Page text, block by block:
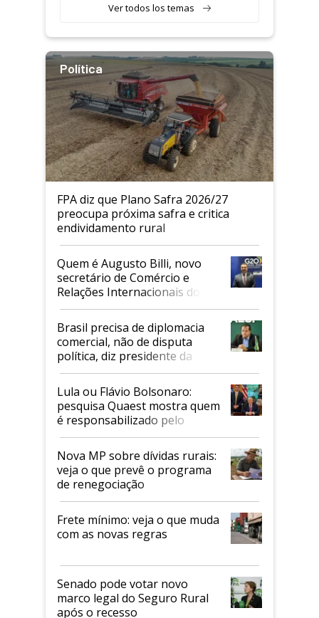
Ver todos los temas
Política
FPA diz que Plano Safra 2026/27
preocupa próxima safra e critica
endividamento rural
Quem é Augusto Billi, novo
secretário de Comércio e
Relações Internacionais do
Mapa
Brasil precisa de diplomacia
comercial, não de disputa
política, diz presidente da
Faesp
Lula ou Flávio Bolsonaro:
pesquisa Quaest mostra quem
é responsabilizado pelo
tarifaço dos EUA
Nova MP sobre dívidas rurais:
veja o que prevê o programa
de renegociação
Frete mínimo: veja o que muda
com as novas regras
Senado pode votar novo
marco legal do Seguro Rural
após o recesso